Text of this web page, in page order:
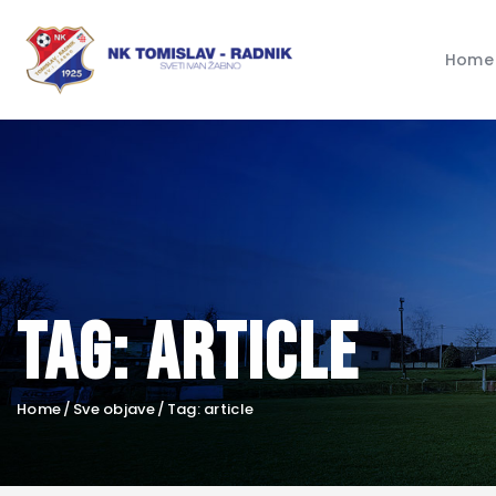
Home
Tag: article
Home Sve objave Tag: article